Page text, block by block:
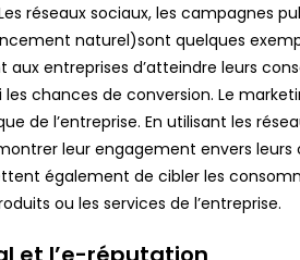
réseaux sociaux, les campagnes
naturel)sont quelques
entreprises d’atteindre leurs
chances de conversion. Le
de l’entreprise. En utilisant les
leur engagement envers
également de cibler les
ou les services de l’entreprise.